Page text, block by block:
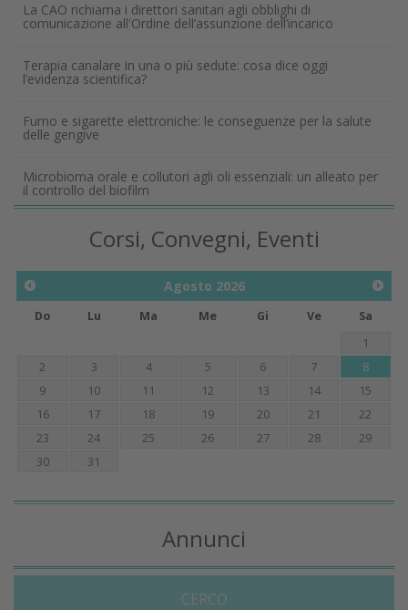
La CAO richiama i direttori sanitari agli obblighi di
comunicazione all'Ordine dell’assunzione dell’incarico
Terapia canalare in una o più sedute: cosa dice oggi
l’evidenza scientifica?
Fumo e sigarette elettroniche: le conseguenze per la salute
delle gengive
Microbioma orale e collutori agli oli essenziali: un alleato per
il controllo del biofilm
Corsi, Convegni, Eventi
Agosto 2026
Do Lu Ma Me Gi Ve
Sa
1
2
3 4 5 6 7
8
9
10 11 12 13 14
15
16
17 18 19 20 21
22
23
24 25 26 27 28
29
30
31
Annunci
CERCO